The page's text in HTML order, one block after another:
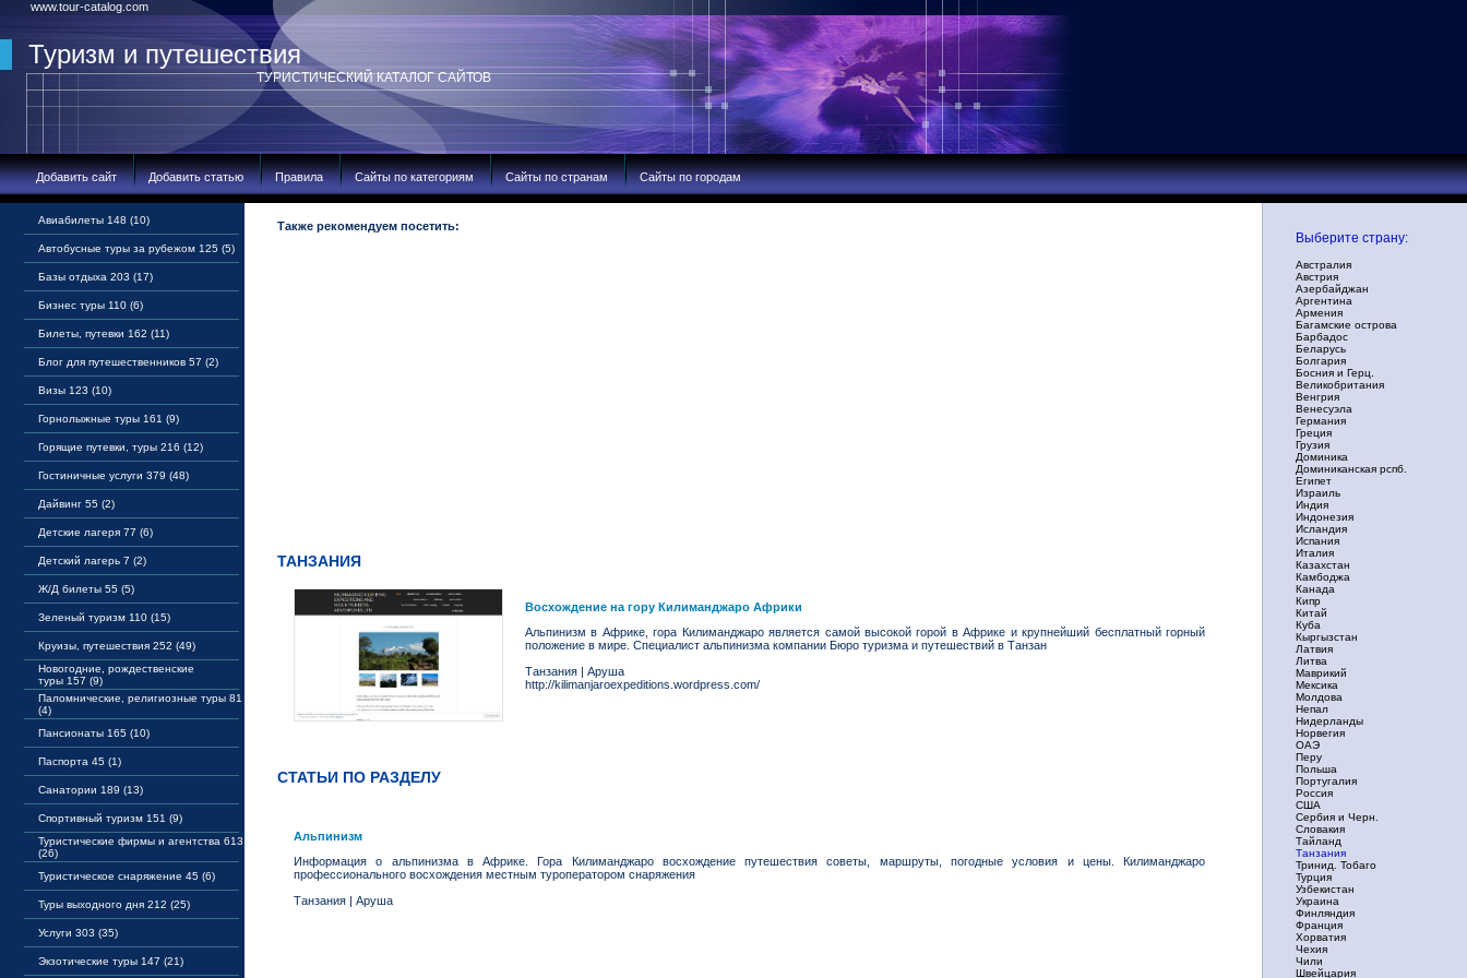
www.tour-catalog.com
Туризм и путешествия
ТУРИСТИЧЕСКИЙ КАТАЛОГ САЙТОВ
Добавить сайт Добавить статью Правила Сайты по категориям Сайты по странам Сайты по городам
Авиабилеты 148 (10)
Автобусные туры за рубежом 125 (5)
Базы отдыха 203 (17)
Бизнес туры 110 (6)
Билеты, путевки 162 (11)
Блог для путешественников 57 (2)
Визы 123 (10)
Горнолыжные туры 161 (9)
Горящие путевки, туры 216 (12)
Гостиничные услуги 379 (48)
Дайвинг 55 (2)
Детские лагеря 77 (6)
Детский лагерь 7 (2)
Ж/Д билеты 55 (5)
Зеленый туризм 110 (15)
Круизы, путешествия 252 (49)
Новогодние, рождественские
туры 157 (9)
Паломнические, религиозные туры 81
(4)
Пансионаты 165 (10)
Паспорта 45 (1)
Санатории 189 (13)
Спортивный туризм 151 (9)
Туристические фирмы и агентства 613
(26)
Туристическое снаряжение 45 (6)
Туры выходного дня 212 (25)
Услуги 303 (35)
Экзотические туры 147 (21)
Также рекомендуем посетить:
ТАНЗАНИЯ
Восхождение на гору Килиманджаро Африки
Альпинизм в Африке, гора Килиманджаро является самой высокой горой в Африке и крупнейший бесплатный горный
положение в мире. Специалист альпинизма компании Бюро туризма и путешествий в Танзан
Танзания | Аруша
http://kilimanjaroexpeditions.wordpress.com/
СТАТЬИ ПО РАЗДЕЛУ
Альпинизм
Информация о альпинизма в Африке. Гора Килиманджаро восхождение путешествия советы, маршруты, погодные условия и цены. Килиманджаро
профессионального восхождения местным туроператором снаряжения
Танзания | Аруша
Выберите страну:
Австралия
Австрия
Азербайджан
Аргентина
Армения
Багамские острова
Барбадос
Беларусь
Болгария
Босния и Герц.
Великобритания
Венгрия
Венесуэла
Германия
Греция
Грузия
Доминика
Доминиканская рспб.
Египет
Израиль
Индия
Индонезия
Исландия
Испания
Италия
Казахстан
Камбоджа
Канада
Кипр
Китай
Куба
Кыргызстан
Латвия
Литва
Маврикий
Мексика
Молдова
Непал
Нидерланды
Норвегия
ОАЭ
Перу
Польша
Португалия
Россия
США
Сербия и Черн.
Словакия
Тайланд
Танзания
Тринид. Тобаго
Турция
Узбекистан
Украина
Финляндия
Франция
Хорватия
Чехия
Чили
Швейцария